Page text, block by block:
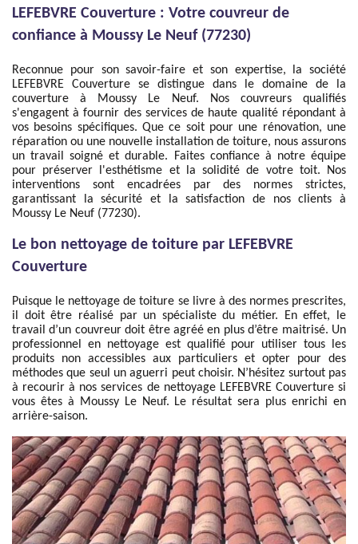
LEFEBVRE Couverture : Votre couvreur de
confiance à Moussy Le Neuf (77230)
Reconnue pour son savoir-faire et son expertise, la société
LEFEBVRE Couverture se distingue dans le domaine de la
couverture à Moussy Le Neuf. Nos couvreurs qualifiés
s'engagent à fournir des services de haute qualité répondant à
vos besoins spécifiques. Que ce soit pour une rénovation, une
réparation ou une nouvelle installation de toiture, nous assurons
un travail soigné et durable. Faites confiance à notre équipe
pour préserver l'esthétisme et la solidité de votre toit. Nos
interventions sont encadrées par des normes strictes,
garantissant la sécurité et la satisfaction de nos clients à
Moussy Le Neuf (77230).
Le bon nettoyage de toiture par LEFEBVRE
Couverture
Puisque le nettoyage de toiture se livre à des normes prescrites,
il doit être réalisé par un spécialiste du métier. En effet, le
travail d’un couvreur doit être agréé en plus d’être maitrisé. Un
professionnel en nettoyage est qualifié pour utiliser tous les
produits non accessibles aux particuliers et opter pour des
méthodes que seul un aguerri peut choisir. N’hésitez surtout pas
à recourir à nos services de nettoyage LEFEBVRE Couverture si
vous êtes à Moussy Le Neuf. Le résultat sera plus enrichi en
arrière-saison.